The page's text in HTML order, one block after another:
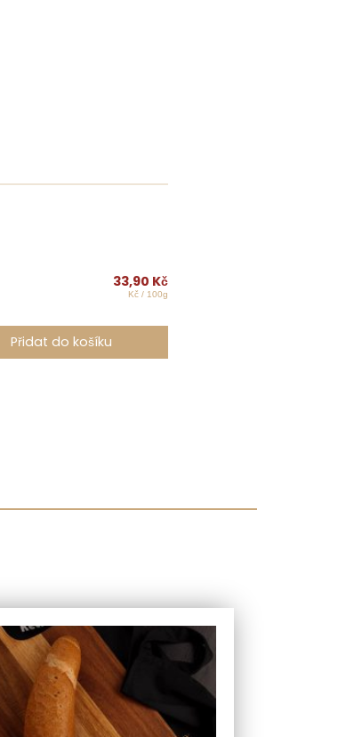
33,90 Kč
Kč / 100g
Přidat do košíku